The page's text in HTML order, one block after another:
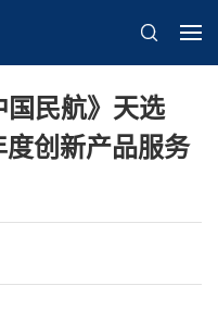
民航》天选
创新产品服务